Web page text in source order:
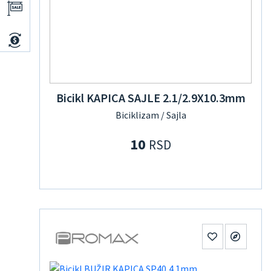
Bicikl KAPICA SAJLE 2.1/2.9X10.3mm
Biciklizam / Sajla
10 RSD